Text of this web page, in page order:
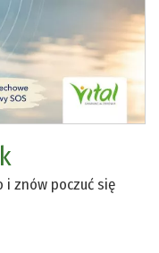
i znów poczuć się